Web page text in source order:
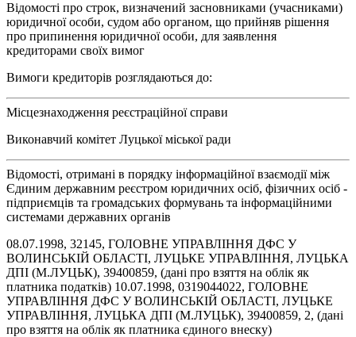
Відомості про строк, визначений засновниками (учасниками)
юридичної особи, судом або органом, що прийняв рішення
про припинення юридичної особи, для заявлення
кредиторами своїх вимог
Вимоги кредиторів розглядаються до:
Місцезнаходження реєстраційної справи
Виконавчий комітет Луцької міської ради
Відомості, отримані в порядку інформаційної взаємодії між
Єдиним державним реєстром юридичних осіб, фізичних осіб -
підприємців та громадських формувань та інформаційними
системами державних органів
08.07.1998, 32145, ГОЛОВНЕ УПРАВЛIННЯ ДФС У
ВОЛИНСЬКIЙ ОБЛАСТI, ЛУЦЬКЕ УПРАВЛIННЯ, ЛУЦЬКА
ДПI (М.ЛУЦЬК), 39400859, (дані про взяття на облік як
платника податків) 10.07.1998, 0319044022, ГОЛОВНЕ
УПРАВЛIННЯ ДФС У ВОЛИНСЬКIЙ ОБЛАСТI, ЛУЦЬКЕ
УПРАВЛIННЯ, ЛУЦЬКА ДПI (М.ЛУЦЬК), 39400859, 2, (дані
про взяття на облік як платника єдиного внеску)